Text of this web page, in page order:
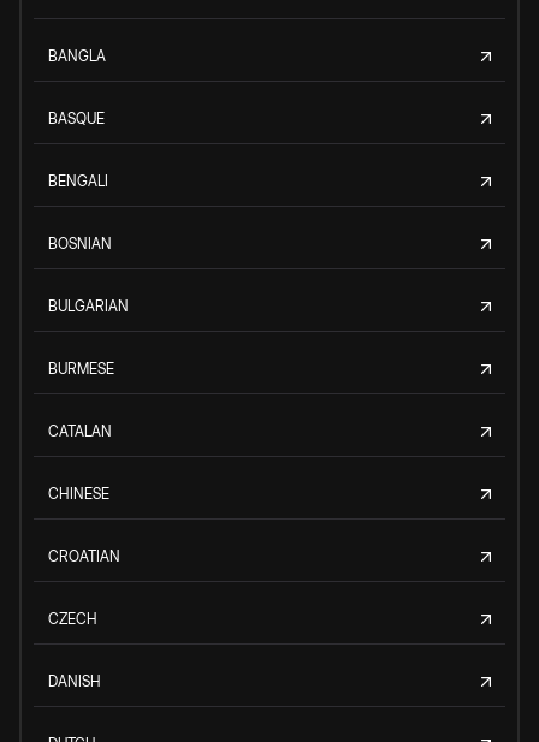
BANGLA
BASQUE
BENGALI
BOSNIAN
BULGARIAN
BURMESE
CATALAN
CHINESE
CROATIAN
CZECH
DANISH